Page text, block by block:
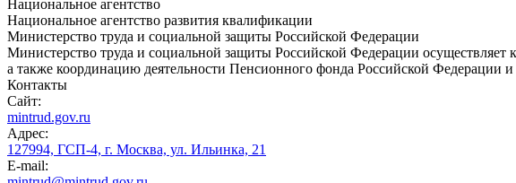
Национальное агентство
Национальное агентство развития квалификации
Министерство труда и социальной защиты Российской Федерации
Министерство труда и социальной защиты Российской Федерации
а также координацию деятельности Пенсионного фонда Российской Федерации
Контакты
Сайт:
mintrud.gov.ru
Адрес:
127994, ГСП-4, г. Москва, ул. Ильинка, 21
E-mail: